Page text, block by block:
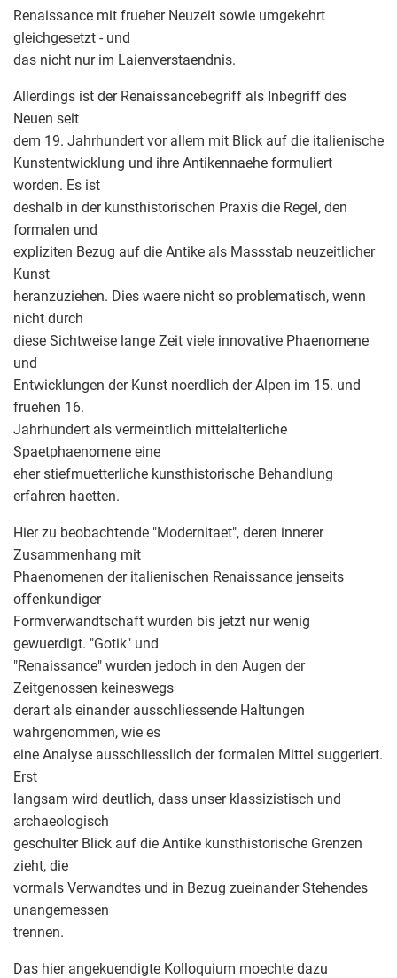
Renaissance mit frueher Neuzeit sowie umgekehrt
gleichgesetzt - und
das nicht nur im Laienverstaendnis.
Allerdings ist der Renaissancebegriff als Inbegriff des
Neuen seit
dem 19. Jahrhundert vor allem mit Blick auf die italienische
Kunstentwicklung und ihre Antikennaehe formuliert
worden. Es ist
deshalb in der kunsthistorischen Praxis die Regel, den
formalen und
expliziten Bezug auf die Antike als Massstab neuzeitlicher
Kunst
heranzuziehen. Dies waere nicht so problematisch, wenn
nicht durch
diese Sichtweise lange Zeit viele innovative Phaenomene
und
Entwicklungen der Kunst noerdlich der Alpen im 15. und
fruehen 16.
Jahrhundert als vermeintlich mittelalterliche
Spaetphaenomene eine
eher stiefmuetterliche kunsthistorische Behandlung
erfahren haetten.
Hier zu beobachtende "Modernitaet", deren innerer
Zusammenhang mit
Phaenomenen der italienischen Renaissance jenseits
offenkundiger
Formverwandtschaft wurden bis jetzt nur wenig
gewuerdigt. "Gotik" und
"Renaissance" wurden jedoch in den Augen der
Zeitgenossen keineswegs
derart als einander ausschliessende Haltungen
wahrgenommen, wie es
eine Analyse ausschliesslich der formalen Mittel suggeriert.
Erst
langsam wird deutlich, dass unser klassizistisch und
archaeologisch
geschulter Blick auf die Antike kunsthistorische Grenzen
zieht, die
vormals Verwandtes und in Bezug zueinander Stehendes
unangemessen
trennen.
Das hier angekuendigte Kolloquium moechte dazu